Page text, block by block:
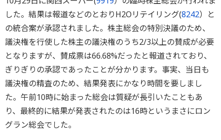
した。結果は報道などのとおりH2Oリテイリング(8242）と
の統合案が承認されました。株主総会の特別決議のため、
議決権を行使した株主の議決権のうち2/3以上の賛成が必要
となりますが、賛成票は66.68%だったと報道されており、
ぎりぎりの承認であったことが分かります。事実、当日も
議決権の精査のため、結果発表にかなり時間を要しまし
た。午前10時に始まった総会は質疑が長引いたこともあ
り、最終的に結果が発表されたのは16時というまさにロン
グラン総会でした。